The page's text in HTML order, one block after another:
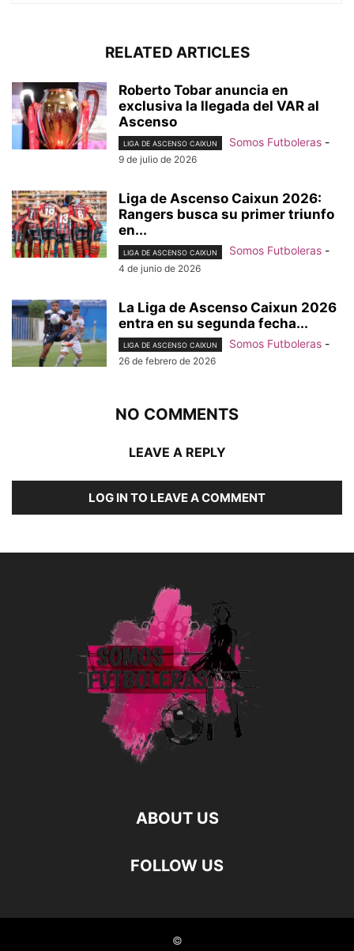
RELATED ARTICLES
Roberto Tobar anuncia en
exclusiva la llegada del VAR al
Ascenso
LIGA DE ASCENSO CAIXUN Somos Futboleras -
9 de julio de 2026
Liga de Ascenso Caixun 2026:
Rangers busca su primer triunfo
en...
LIGA DE ASCENSO CAIXUN Somos Futboleras -
4 de junio de 2026
La Liga de Ascenso Caixun 2026
entra en su segunda fecha...
LIGA DE ASCENSO CAIXUN Somos Futboleras -
26 de febrero de 2026
NO COMMENTS
LEAVE A REPLY
LOG IN TO LEAVE A COMMENT
ABOUT US
FOLLOW US
©